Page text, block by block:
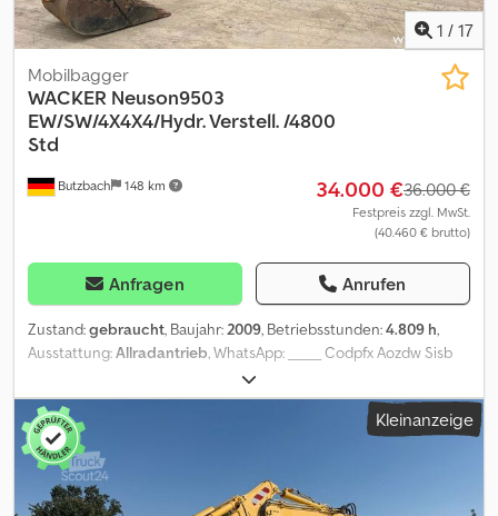
1 / 17
Butzbach 148 km
Mobilbagger
WACKER Neuson9503
EW/SW/4X4X4/Hydr. Verstell. /4800
Std
34.000 €36.000 €
Festpreis zzgl. MwSt.
(40.460 € brutto)
Anfragen Anrufen
Zustand:gebraucht, Baujahr:2009, Betriebsstunden:4.809 h,
Ausstattung:Allradantrieb, WhatsApp: _____ Codpfx Aozdw Sisb
Rerf Wacker Neuson9503 EW/SW/4X4X4/Hydr. Verstell. /4800 Std.
? Hersteller: Wacker Neuson ? Typ: 9503 WD ? Baujahr: 2009 ?
Betriebsstunden: 4809 Std. ? Überlastwarneinrichtung ?
Transportmaßen: L: 5,88 Meter X B: 1,92 Meter X H: 2,88 Meter ?
Leistung: 74,9 KW/102 PS ? Motor: Deutz TCD 2012 ? Maximale
Reichweite: ca. 6 Meter ? Grabentiefe ca.3,6 Meter ?
Kleinanzeige